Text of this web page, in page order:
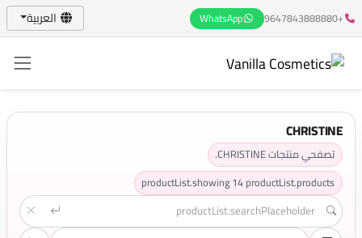
+9647843888880
WhatsApp العربية
CHRISTINE
تصفحي منتجات CHRISTINE.
productList.showing14productList.products